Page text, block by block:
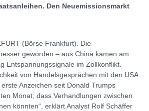
Den Neuemissionsmarkt
(Börse Frankfurt). Die
geworden – aus China kamen am
Entspannungssignale im Zollkonflikt.
von Handelsgesprächen mit den USA
Anzeichen seit Donald Trumps
Monat, dass Verhandlungen zwischen
könnten“, erklärt Analyst Rolf Schäffer